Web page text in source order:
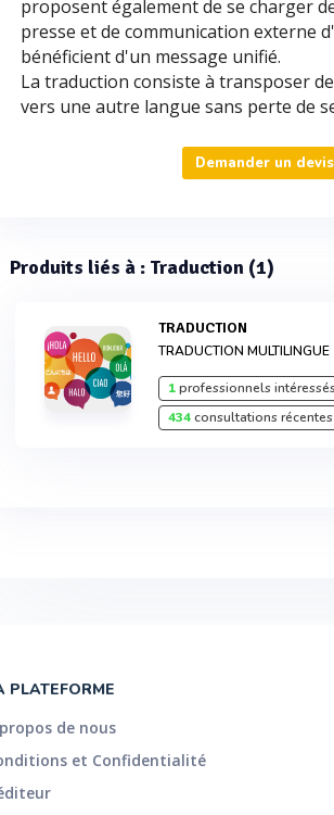
proposent également de se charger
presse et de communication externe
bénéficient d'un message unifié.
La traduction consiste à transposer
vers une autre langue sans perte de
Demander un
Produits liés à : Traduction (1)
TRADUCTION
TRADUCTION MULTILINGUE
1professionnels
434consultations récentes
PLATEFORME
de nous
et Confidentialité